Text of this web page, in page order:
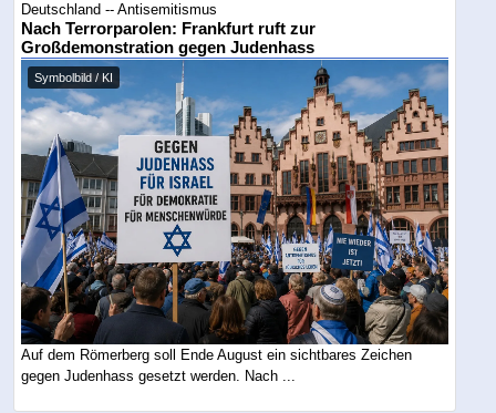
Deutschland -- Antisemitismus
Nach Terrorparolen: Frankfurt ruft zur
Großdemonstration gegen Judenhass
Symbolbild / KI
Auf dem Römerberg soll Ende August ein sichtbares Zeichen
gegen Judenhass gesetzt werden. Nach ...